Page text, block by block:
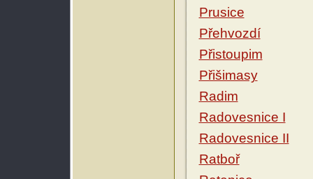
Prusice
Přehvozdí
Přistoupim
Přišimasy
Radim
Radovesnice I
Radovesnice II
Ratboř